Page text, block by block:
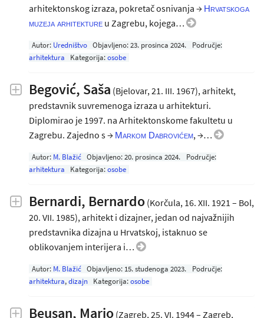
arhitektonskog izraza, pokretač osnivanja → Hrvatskoga
muzeja arhitekture u Zagrebu, kojega…
Autor: Uredništvo Objavljeno:23. prosinca 2024.
Područje:
arhitektura
Kategorija:osobe
Begović, Saša (Bjelovar, 21. III. 1967), arhitekt,
predstavnik suvremenoga izraza u arhitekturi.
Diplomirao je 1997. na Arhitektonskome fakultetu u
Zagrebu. Zajedno s → Markom Dabrovićem, →…
Autor: M. Blažić Objavljeno:20. prosinca 2024.
Područje:
arhitektura
Kategorija:osobe
Bernardi, Bernardo (Korčula, 16. XII. 1921 – Bol,
20. VII. 1985), arhitekt i dizajner, jedan od najvažnijih
predstavnika dizajna u Hrvatskoj, istaknuo se
oblikovanjem interijera i…
Autor: M. Blažić Objavljeno: 15. studenoga 2023.
Područje:
arhitektura, dizajn Kategorija:osobe
Beusan, Mario (Zagreb, 25. VI. 1944 – Zagreb,